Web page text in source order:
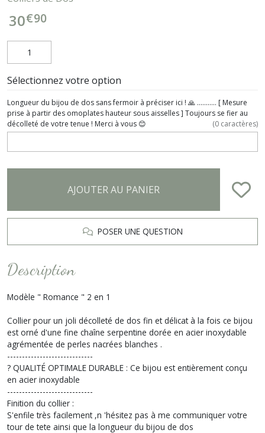
30€90
Sélectionnez votre option
Longueur du bijou de dos sans fermoir à préciser ici ! 🙏 ........... [ Mesure
prise à partir des omoplates hauteur sous aisselles ] Toujours se fier au
décolleté de votre tenue ! Merci à vous 😊
(0 caractères)
AJOUTER AU PANIER
POSER UNE QUESTION
Description
Modèle " Romance " 2 en 1
Collier pour un joli décolleté de dos fin et délicat à la fois ce bijou
est orné d'une fine chaîne serpentine dorée en acier inoxydable
agrémentée de perles nacrées blanches .
-----------------------------
? QUALITÉ OPTIMALE DURABLE : Ce bijou est entièrement conçu
en acier inoxydable
-----------------------------
Finition du collier :
S'enfile très facilement ,n 'hésitez pas à me communiquer votre
tour de tete ainsi que la longueur du bijou de dos